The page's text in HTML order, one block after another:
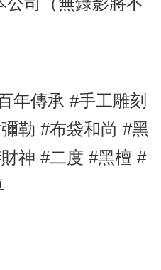
年傳承 #手工雕刻
勒 #布袋和尚 #黑
神 #二度 #黑檀 #